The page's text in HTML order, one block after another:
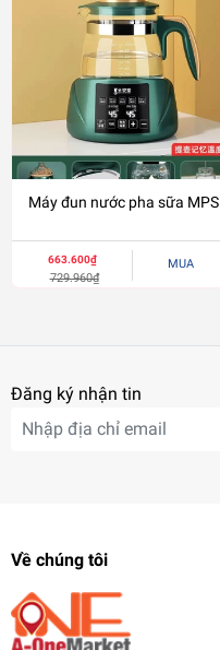
Máy đun nước pha sữa MPS
663.600₫
729.960₫
MUA
Đăng ký nhận tin
Về chúng tôi